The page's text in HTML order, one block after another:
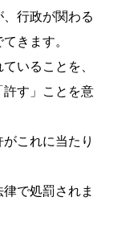
行政が関わる
きます。
いることを、
す」ことを意
これに当たり
で処罰されま